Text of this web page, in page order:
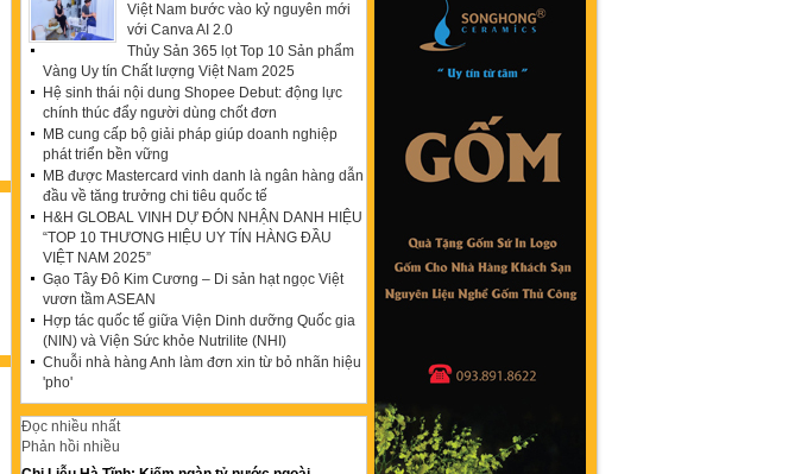
Việt Nam bước vào kỷ nguyên mới
với Canva AI 2.0
Thủy Sản 365 lọt Top 10 Sản phẩm
Vàng Uy tín Chất lượng Việt Nam 2025
Hệ sinh thái nội dung Shopee Debut: động lực
chính thúc đẩy người dùng chốt đơn
MB cung cấp bộ giải pháp giúp doanh nghiệp
phát triển bền vững
MB được Mastercard vinh danh là ngân hàng dẫn
đầu về tăng trưởng chi tiêu quốc tế
H&H GLOBAL VINH DỰ ĐÓN NHẬN DANH HIỆU
“TOP 10 THƯƠNG HIỆU UY TÍN HÀNG ĐẦU
VIỆT NAM 2025”
Gạo Tây Đô Kim Cương – Di sản hạt ngọc Việt
vươn tầm ASEAN
Hợp tác quốc tế giữa Viện Dinh dưỡng Quốc gia
(NIN) và Viện Sức khỏe Nutrilite (NHI)
Chuỗi nhà hàng Anh làm đơn xin từ bỏ nhãn hiệu
'pho'
Đọc nhiều nhất
Phản hồi nhiều